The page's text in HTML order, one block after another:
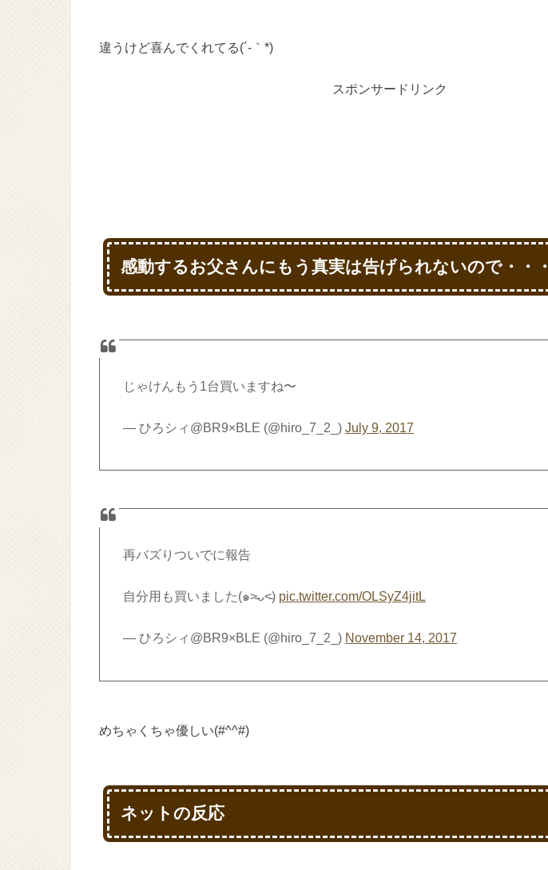
違うけど喜んでくれてる(´-｀*)
スポンサードリンク
感動するお父さんにもう真実は告げられないので・・・
じゃけんもう1台買いますね〜
— ひろシィ@BR9×BLE (@hiro_7_2_)July 9, 2017
再バズりついでに報告
自分用も買いました(๑˃̵ᴗ˂̵) pic.twitter.com/OLSyZ4jitL
— ひろシィ@BR9×BLE (@hiro_7_2_) November 14, 2017
めちゃくちゃ優しい(#^^#)
ネットの反応